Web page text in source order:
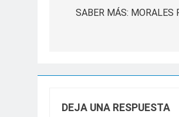
deSABER MÁS: MORALES
DEJA UNA RESPUESTA